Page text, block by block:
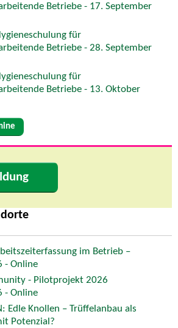
Betriebe - 17. September
für
Betriebe - 28. September
für
Betriebe - 13. Oktober
im Betrieb –
- Online
- Pilotprojekt 2026
- Online
Edle Knollen – Trüffelanbau als
Potenzial?